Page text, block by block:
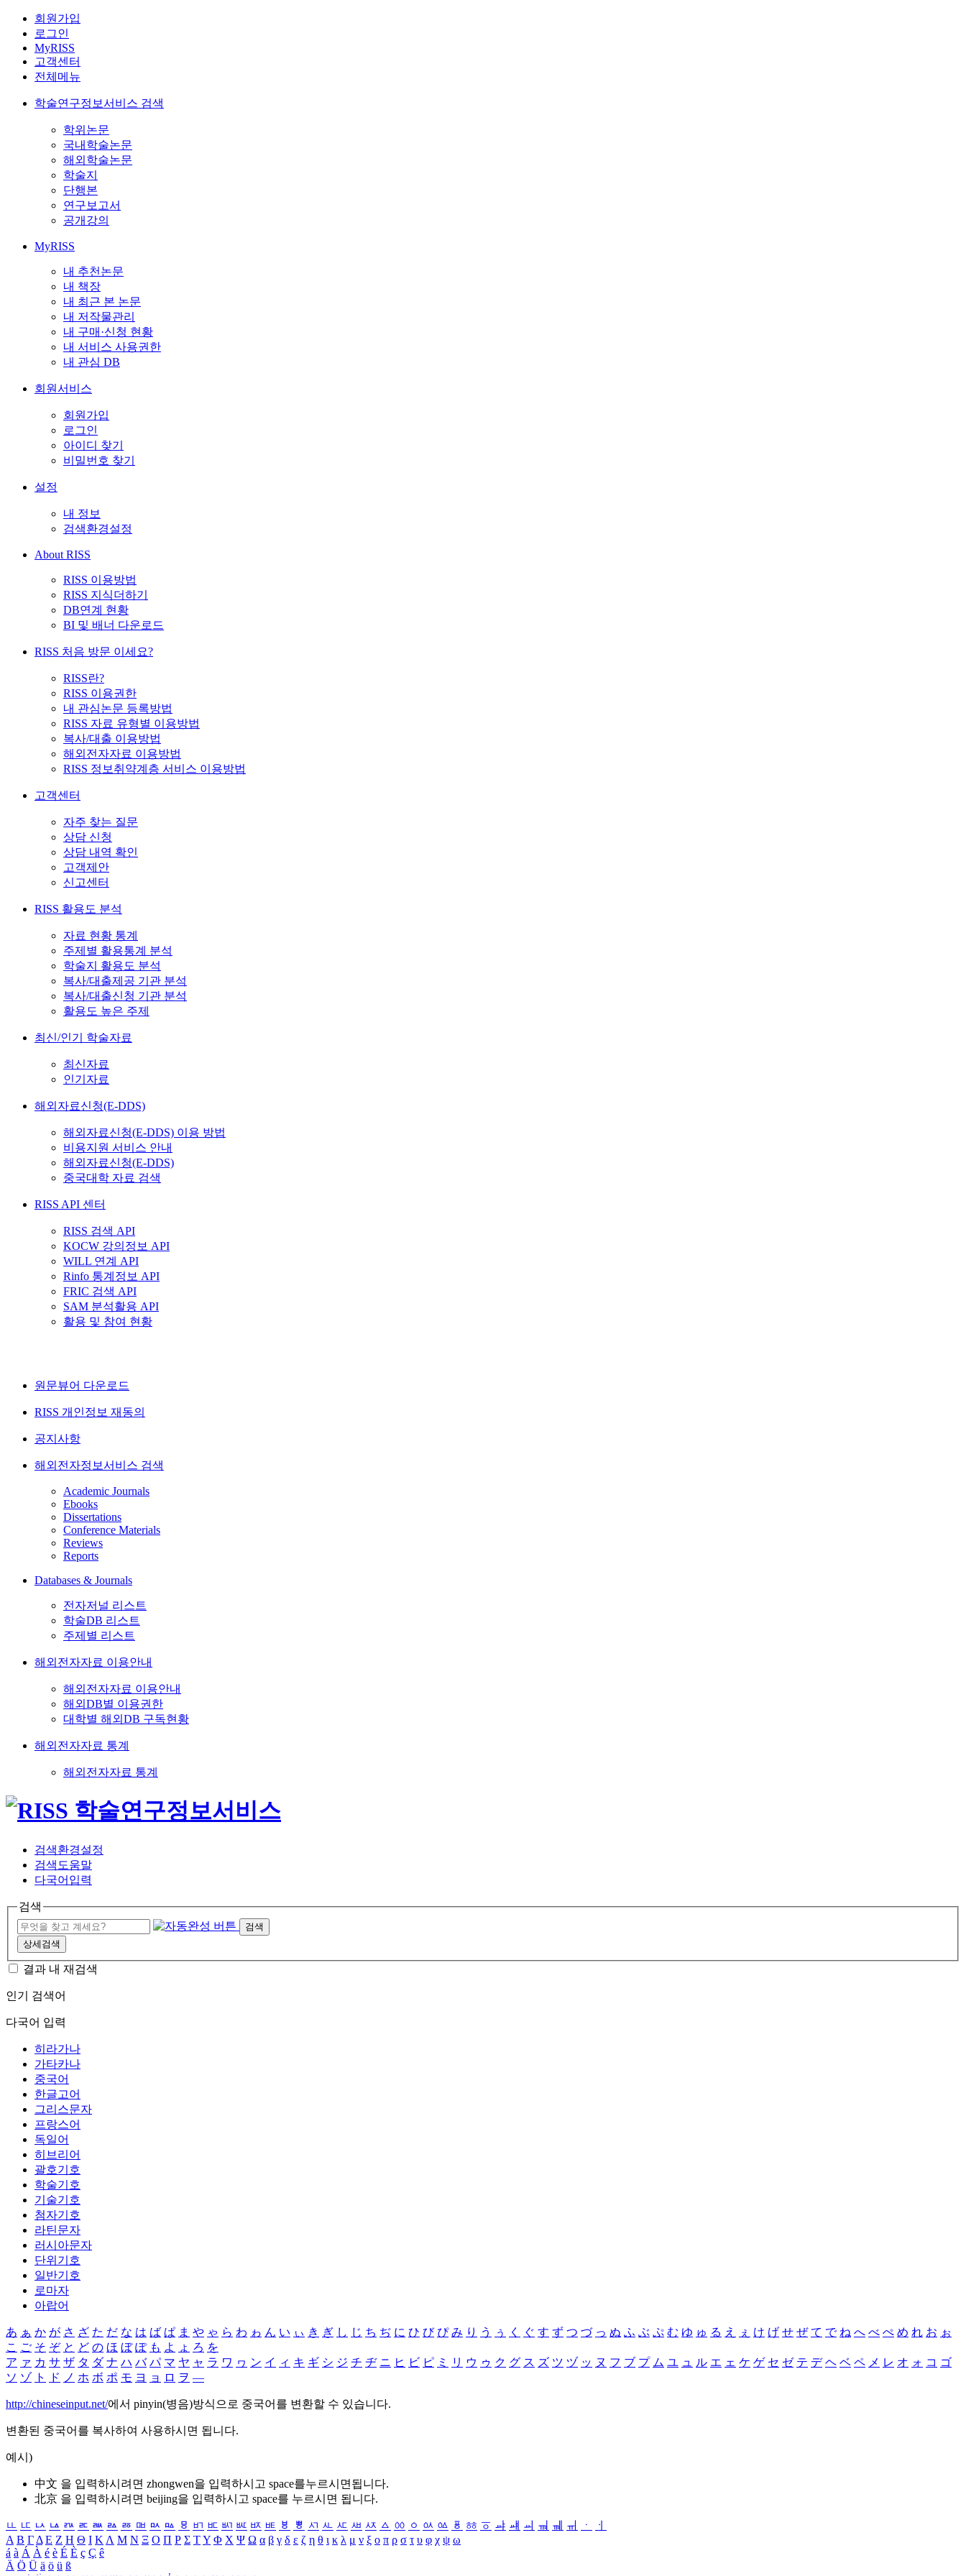
회원가입
로그인
MyRISS
고객센터
전체메뉴
학술연구정보서비스 검색
학위논문
국내학술논문
해외학술논문
학술지
단행본
연구보고서
공개강의
MyRISS
내 추천논문
내 책장
내 최근 본 논문
내 저작물관리
내 구매·신청 현황
내 서비스 사용권한
내 관심 DB
회원서비스
회원가입
로그인
아이디 찾기
비밀번호 찾기
설정
내 정보
검색환경설정
About RISS
RISS 이용방법
RISS 지식더하기
DB연계 현황
BI 및 배너 다운로드
RISS 처음 방문 이세요?
RISS란?
RISS 이용권한
내 관심논문 등록방법
RISS 자료 유형별 이용방법
복사/대출 이용방법
해외전자자료 이용방법
RISS 정보취약계층 서비스 이용방법
고객센터
자주 찾는 질문
상담 신청
상담 내역 확인
고객제안
신고센터
RISS 활용도 분석
자료 현황 통계
주제별 활용통계 분석
학술지 활용도 분석
복사/대출제공 기관 분석
복사/대출신청 기관 분석
활용도 높은 주제
최신/인기 학술자료
최신자료
인기자료
해외자료신청(E-DDS)
해외자료신청(E-DDS) 이용 방법
비용지원 서비스 안내
해외자료신청(E-DDS)
중국대학 자료 검색
RISS API 센터
RISS 검색 API
KOCW 강의정보 API
WILL 연계 API
Rinfo 통계정보 API
FRIC 검색 API
SAM 분석활용 API
활용 및 참여 현황
원문뷰어 다운로드
RISS 개인정보 재동의
공지사항
해외전자정보서비스 검색
Academic Journals
Ebooks
Dissertations
Conference Materials
Reviews
Reports
Databases & Journals
전자저널 리스트
학술DB 리스트
주제별 리스트
해외전자자료 이용안내
해외전자자료 이용안내
해외DB별 이용권한
대학별 해외DB 구독현황
해외전자자료 통계
해외전자자료 통계
검색환경설정
검색도움말
다국어입력
검색
검색
상세검색
결과 내 재검색
인기 검색어
다국어 입력
히라가나
가타카나
중국어
한글고어
그리스문자
프랑스어
독일어
히브리어
괄호기호
학술기호
기술기호
첨자기호
라틴문자
러시아문자
단위기호
일반기호
로마자
아랍어
あ ぁ か が さ ざ た だ な は ば ぱ ま や ゃ ら わ ゎ ん い ぃ き ぎ し じ ち ぢ に ひ び ぴ み り う ぅ く ぐ す ず つ づ っ ぬ ふ ぶ ぷ む ゆ ゅ る え ぇ け げ せ ぜ て で ね へ べ ぺ め れ お ぉ
こ ご そ ぞ と ど の ほ ぼ ぽ も よ ょ ろ を
ア ァ カ サ ザ タ ダ ナ ハ バ パ マ ヤ ャ ラ ワ ヮ ン イ ィ キ ギ シ ジ チ ヂ ニ ヒ ビ ピ ミ リ ウ ゥ ク グ ス ズ ツ ヅ ッ ヌ フ ブ プ ム ユ ュ ル エ ェ ケ ゲ セ ゼ テ デ ヘ ベ ペ メ レ オ ォ コ ゴ
ソ ゾ ト ド ノ ホ ボ ポ モ ヨ ョ ロ ヲ ―
http://chineseinput.net/에서 pinyin(병음)방식으로 중국어를 변환할 수 있습니다.
변환된 중국어를 복사하여 사용하시면 됩니다.
예시)
中文 을 입력하시려면 zhongwen을 입력하시고 space를누르시면됩니다.
北京 을 입력하시려면 beijing을 입력하시고 space를 누르시면 됩니다.
ㅥ ㅦ ㅧ ㅨ ㅩ ㅪ ㅫ ㅬ ㅭ ㅮ ㅯ ㅰ ㅱ ㅲ ㅳ ㅴ ㅵ ㅶ ㅷ ㅸ ㅹ ㅺ ㅻ ㅼ ㅽ ㅾ ㅿ ㆀ ㆁ ㆂ ㆃ ㆄ ㆅ ㆆ ㆇ ㆈ ㆉ ㆊ ㆋ ㆌ ㆍ
ㆎ
Α Β ΓΔ Ε Ζ Η Θ Ι ΚΛ Μ Ν Ξ Ο Π Ρ Σ ΤΥ Φ Χ Ψ Ω α β γ δ ε ζ η θ ι κ λ μ ν ξ ο π ρ σ τ υ φ χ ψ ω
á à Á À é è É È ç Ç ê
Ä Ö Ü ä ö ü ß